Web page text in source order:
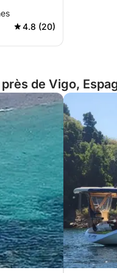
4.8 (20)
de Vigo,